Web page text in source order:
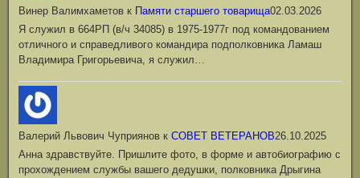
Винер Валимхаметов к Памяти старшего товарища02.03.2026
Я служил в 664РП (в/ч 34085) в 1975-1977г под командованием
отличного и справедливого командира подполковника Ламаш
Владимира Григорьевича, я служил…
Валерий Львович Чуприянов к СОВЕТ ВЕТЕРАНОВ26.10.2025
Анна здравствуйте. Пришлите фото, в форме и автобиографию с
прохождением службы вашего дедушки, полковника Дрыгина